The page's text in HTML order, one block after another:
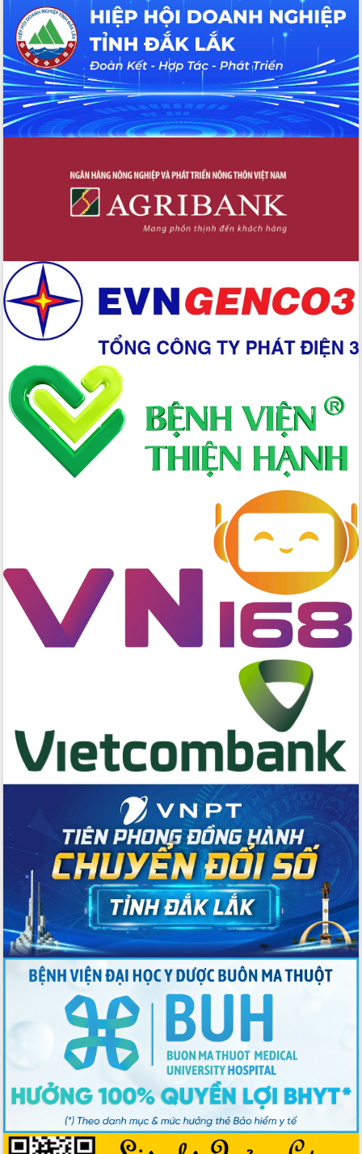
Đắk Lắk ký kết thỏa thuận hợp tác về
chuyển đổi số giai đoạn 2026 – 2030
với Tập đoàn Bưu chính Viễn thông
Việt Nam
Thứ trưởng Bộ Y tế làm việc với tỉnh
Đắk Lắk về phát triển nhân lực y tế
cho trạm y tế cấp xã
Du lịch Đắk Lắk nâng tầm trải nghiệm
Tập huấn ứng dụng trí tuệ nhân tạo (AI)
trong thương mại điện tử năm 2026
Đoàn đại biểu Quốc hội tỉnh Đắk Lắk
trao đổi thông tin trước Kỳ họp thứ
Quyết liệt cải cách hành chính, khơi
thông nguồn lực phát triển
Nâng cao hiệu lực, hiệu quả HĐND
tỉnh thông qua hiện đại hóa hành chính
Xã Ea Phê gắn cải cách hành chính với
chuyển đổi số
Phó Chủ tịch Thường trực UBND tỉnh
Hồ Thị Nguyên Thảo làm việc tại Trung
tâm Phục vụ hành chính công xã Ea
Phê
Xây dựng nền hành chính số đồng
hành cùng nông dân dân, doanh nghiệp
Triển khai đồng bộ đo đạc, lập hồ sơ
địa chính, hoàn thiện cơ sở dữ liệu đất
đai
Ứng dụng sinh trắc học - Bước tiến
trong hành trình chuyển đổi số tại Đắk
nghệ, hướng tới phát triển thủy sản
bền vững
Tập huấn nâng cao năng lực triển khai
chuyển đổi số cho cán bộ, công chức
Đắk Lắk phát động hưởng ứng Ngày
Quyền của người tiêu dùng Việt Nam
2026
Đẩy mạnh cải cách hành chính, quyết
tâm đạt được mục tiêu tăng trưởng
hai con số trong năm 2026
Tổ chức trang trọng Lễ hội Đền thờ
Lương Văn Chánh năm 2026
Phó Bí thư Tỉnh ủy Đắk Lắk Đỗ Hữu
Huy giữ chức Bí thư Đảng ủy Ủy Ban
Bệnh án điện tử thúc đẩy chuyển đổi
số y tế tại Đắk Lắk
Chuyển đổi số thư viện: Mở rộng
không gian tri thức trong thời đại số
Đánh giá, rút kinh nghiệm công tác tổ
chức diễn tập trước ngày bầu cử
Chương trình “Gặp gỡ hữu nghị –
Friendship Meeting New Year 2026”